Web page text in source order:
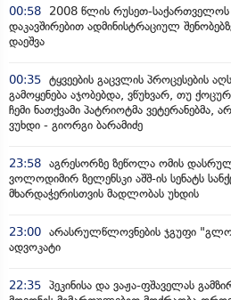
00:58
2008 წლის რუსეთ-საქართველოს
დაკავშირებით ადმინისტრაციულ
დაეშვა
00:35 ტყვეების გაცვლის პროცესების
გამოყენება აჯობებდა, ვწუხვარ, თუ
ჩემი ნათქვამი პატრიოტმა ვეტერანებმა,
ვუხდი - გიორგი ბარამიძე
23:58 აგრესორზე ზეწოლა ომის
ვოლოდიმირ ზელენსკი აშშ-ის სენატს
მხარდაჭერისთვის მადლობას უხდის
23:00 არასრულწლოვნების ჯგუფი
ადვოკატი
22:35 პეკინისა და ვაჟა-ფშაველას